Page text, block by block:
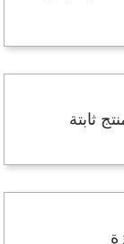
ثابتة